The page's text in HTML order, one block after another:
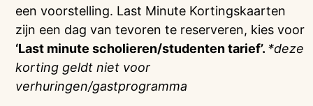
een voorstelling. Last Minute Kortingskaarten
zijn een dag van tevoren te reserveren, kies voor
‘Last minute scholieren/studenten tarief’. *deze
korting geldt niet voor
verhuringen/gastprogramma